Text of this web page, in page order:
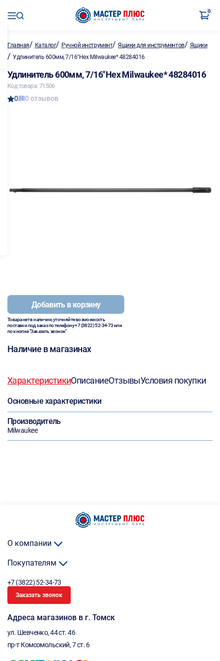
0
Главная/ Каталог/ Ручной инструмент/Ящики для инструментов/ Ящики
/ Удлинитель 600мм, 7/16"Hex Milwaukee* 48284016
Удлинитель 600мм, 7/16"Hex Milwaukee* 48284016
Код товара: 71506
0 0 отзывов
Добавить в корзину
Товара нет в наличии, уточняйте возможность
поставки под заказ по телефону+7 (3822) 52-34-73или
по кнопке "Заказать звонок"
Наличие в магазинах
ХарактеристикиОписаниеОтзывыУсловия покупки
Основные характеристики
Производитель
Milwaukee
О компании
Покупателям
+7 (3822) 52-34-73
Заказать звонок
Адреса магазинов в г. Томск
ул. Шевченко, 44 ст. 46
пр-т Комсомольский, 7 ст. 6